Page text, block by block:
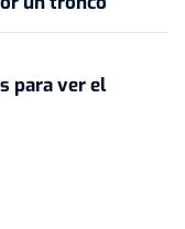
para ver el